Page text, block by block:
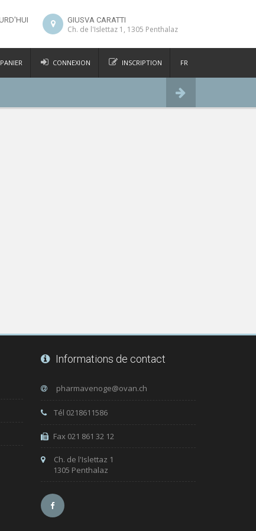
GIUSVA CARATTI
Ch. de l'Islettaz 1, 1305 Penthalaz
CONNEXION INSCRIPTION FR
IT
Informations de contact
Tél 0218611586
Fax 021 861 32 12
Ch. de l'Islettaz 1
1305 Penthalaz